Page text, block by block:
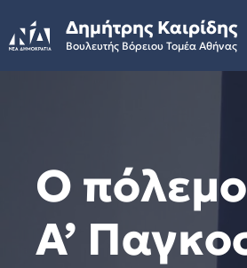
to
content
Δημήτρης Καιρίδης
Βουλευτής Βόρειου Τομέα Αθήνας
Ο
Α’